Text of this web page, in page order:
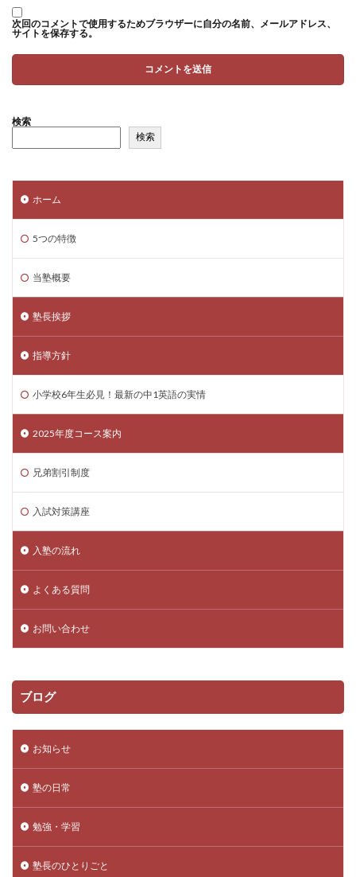
次回のコメントで使用するためブラウザーに自分の名前、メールアドレス、
サイトを保存する。
検索
検索
ホーム
5つの特徴
当塾概要
塾長挨拶
指導方針
小学校6年生必見！最新の中1英語の実情
2025年度コース案内
兄弟割引制度
入試対策講座
入塾の流れ
よくある質問
お問い合わせ
ブログ
お知らせ
塾の日常
勉強・学習
塾長のひとりごと